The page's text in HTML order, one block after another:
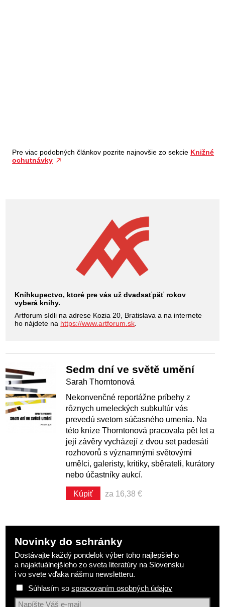
Pre viac podobných článkov pozrite najnovšie zo sekcie Knižné
ochutnávky
Kníhkupectvo, ktoré pre vás už dvadsaťpäť rokov
vyberá knihy.
Artforum sídli na adrese Kozia 20, Bratislava a na internete
ho nájdete na https://www.artforum.sk
Sedm dní ve světě umění
Sarah Thorntonová
Nekonvenčné reportážne príbehy z
rôznych umeleckých subkultúr vás
prevedú svetom súčasného umenia. Na
této knize Thorntonová pracovala pět let a
její závěry vycházejí z dvou set padesáti
rozhovorů s významnými světovými
umělci, galeristy, kritiky, sběrateli, kurátory
nebo účastníky aukcí.
Kúpiť za 16,38 €
Novinky do schránky
Dostávajte každý pondelok výber toho najlepšieho
a najaktuálnejšieho zo sveta literatúry na Slovensku
i vo svete vďaka nášmu newsletteru.
Súhlasím sospracovaním osobných údajov